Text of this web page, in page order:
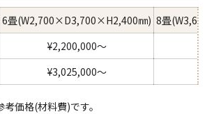
6畳(W2,700×D3,700×H2,400㎜) 8畳
¥2,200,000～
¥3,025,000～
価格(材料費)です。